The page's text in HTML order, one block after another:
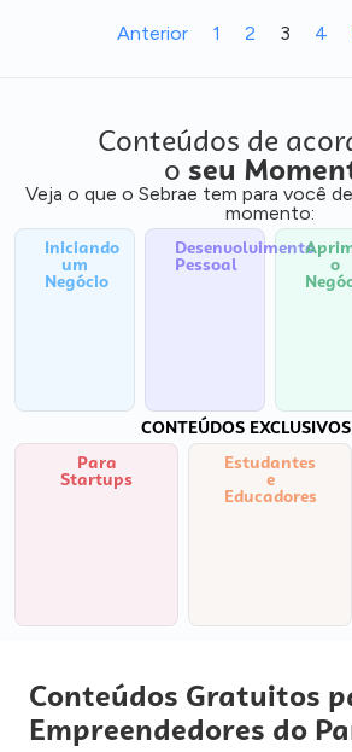
Anterior 1 2 3 4
Conteúdos de
o seu
Veja o que o Sebrae tem para você
momento:
Iniciando
um
Negócio
Desenvolvimento
Pessoal o
CONTEÚDOS
Para
Startups
Estudantes
e
Educadores
Conteúdos Gratuitos
Empreendedores do